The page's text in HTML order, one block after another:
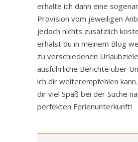
erhalte ich dann eine
Provision vom jeweiligen
jedoch nichts zusätzlich
erhälst du in meinem Blog
zu verschiedenen
ausführliche Berichte über
ich dir weiterempfehlen
dir viel Spaß bei der Suche
perfekten Ferienunterkunft!